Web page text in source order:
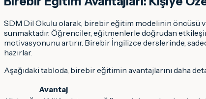
SDM Dil Okulu olarak, birebir eğitim modelinin öncüsü
sunmaktadır. Öğrenciler, eğitmenlerle doğrudan
motivasyonunu artırır. Birebir İngilizce derslerinde,
hazırlar.
Aşağıdaki tabloda, birebir eğitimin avantajlarını daha
Avantaj